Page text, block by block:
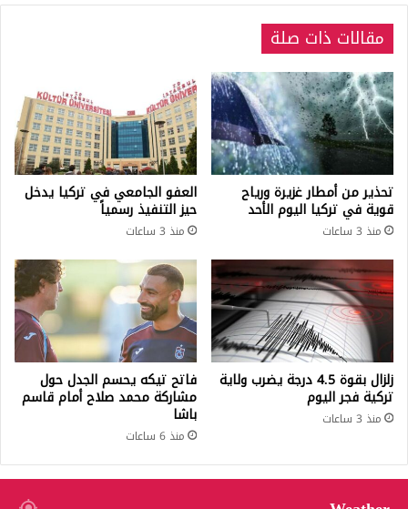
مقالات ذات صلة
تحذير من أمطار غزيرة ورياح
قوية في تركيا اليوم الأحد
منذ 3 ساعات
العفو الجامعي في تركيا يدخل
حيز التنفيذ رسمياً
منذ 3 ساعات
زلزال بقوة 4.5 درجة يضرب ولاية
تركية فجر اليوم
منذ 3 ساعات
فاتح تيكه يحسم الجدل حول
مشاركة محمد صلاح أمام قاسم
باشا
منذ 6 ساعات